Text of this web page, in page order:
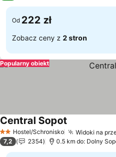
Od 222 zł
Zobacz ceny z 2 stron
Popularny obiekt
2 Kategoria
Hostel/Schronisko Widoki na
Central Sopot
7,2 2354 0.5 km do: Dolny